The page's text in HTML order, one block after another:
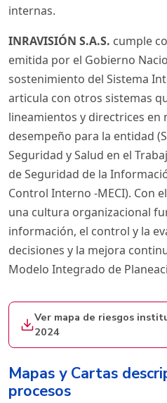
internas.
INRAVISIÓN S.A.S. cumple
emitida por el Gobierno
sostenimiento del Sistema
articula con otros sistemas
lineamientos y directrices en
desempeño para la entidad
Seguridad y Salud en el
de Seguridad de la
Control Interno -MECI). Con
una cultura organizacional
información, el control y la
decisiones y la mejora
Modelo Integrado de
Ver mapa de riesgos
2024
Mapas y Cartas
procesos